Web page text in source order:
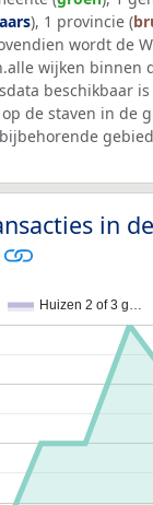
), 1 provincie (
wordt de
wijken binnen
beschikbaar
de staven in de
in
Huizen 2 of 3 g…